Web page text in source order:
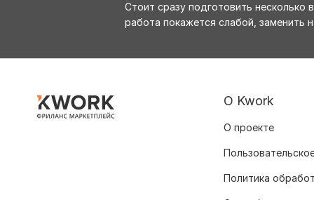
Стоит сразу подготовить несколько
работа покажется слабой, заменить
О Kwork
О проекте
Политика